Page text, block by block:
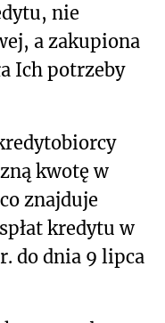
nie
a zakupiona
Ich potrzeby
kwotę w
znajduje
kredytu w
do dnia 9 lipca